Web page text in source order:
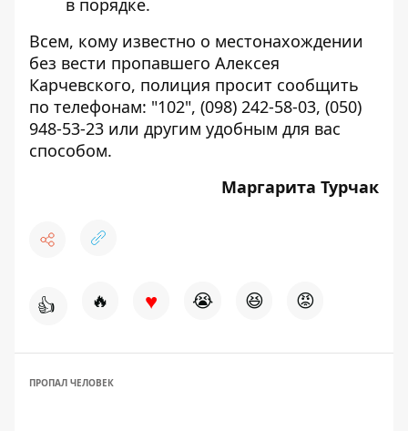
в порядке.
Всем, кому известно о местонахождении
без вести пропавшего Алексея
Карчевского, полиция просит сообщить
по телефонам: "102", (098) 242-58-03, (050)
948-53-23 или другим удобным для вас
способом.
Маргарита Турчак
👍 🔥 ♥ 😭 😆 😡
ПРОПАЛ ЧЕЛОВЕК